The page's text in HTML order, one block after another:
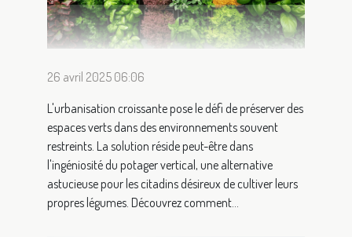
26 avril 2025 06:06
L'urbanisation croissante pose le défi de préserver des
espaces verts dans des environnements souvent
restreints. La solution réside peut-être dans
l'ingéniosité du potager vertical, une alternative
astucieuse pour les citadins désireux de cultiver leurs
propres légumes. Découvrez comment...